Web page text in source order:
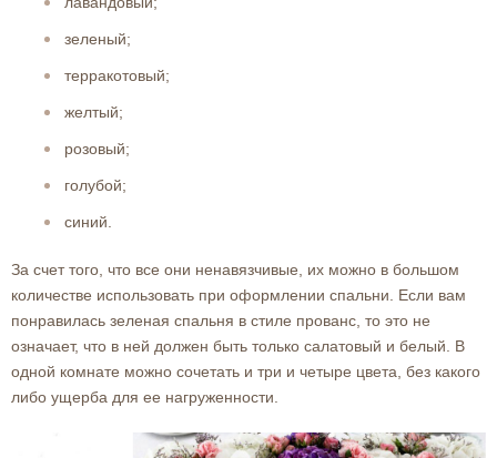
зеленый;
терракотовый;
желтый;
розовый;
голубой;
синий.
За счет того, что все они ненавязчивые, их можно в большом
количестве использовать при оформлении спальни. Если вам
понравилась зеленая спальня в стиле прованс, то это не
означает, что в ней должен быть только салатовый и белый. В
одной комнате можно сочетать и три и четыре цвета, без какого
либо ущерба для ее нагруженности.